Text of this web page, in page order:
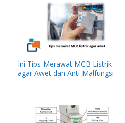
Ini Tips Merawat MCB Listrik
agar Awet dan Anti Malfungsi